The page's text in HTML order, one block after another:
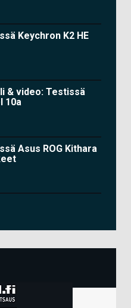
Keychron K2 HE
& video: Testissä
10a
Asus ROG Kithara